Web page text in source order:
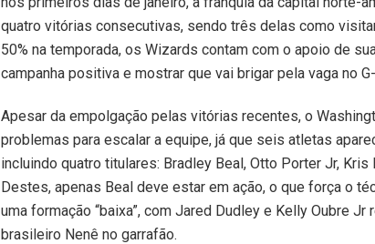
quatro vitórias consecutivas, sendo três delas como
50% na temporada, os Wizards contam com o apoio de
campanha positiva e mostrar que vai brigar pela vaga no
Apesar da empolgação pelas vitórias recentes, o
problemas para escalar a equipe, já que seis atletas
incluindo quatro titulares: Bradley Beal, Otto Porter Jr, Kris
Destes, apenas Beal deve estar em ação, o que força o
uma formação “baixa”, com Jared Dudley e Kelly Oubre Jr
brasileiro Nenê no garrafão.